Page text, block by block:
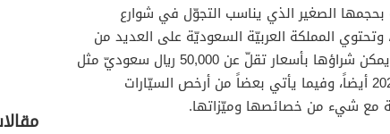
الصغير الذي يناسب التجوّل في شوارع
المملكة العربيّة السعوديّة على العديد من
السيّارات الجديدة الرّخيصة الأخرى التي يمكن شراؤها بأسعار تقلّ عن 50,000 ريال سعوديّ مثل
كيا بيكانتو 2020 وميتسوبيشي أتراج 2020 أيضاً، وفيما يأتي بعضاً من أرخص السيّارات
مع شيء من خصائصها وميّزاتها.